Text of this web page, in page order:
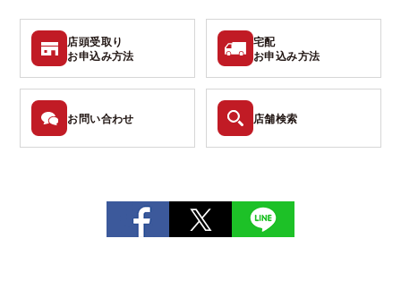
店頭受取り
お申込み方法
宅配
お申込み方法
お問い合わせ 店舗検索